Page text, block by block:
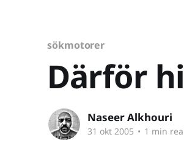
sökmotorer
Därför
Naseer Alkhouri
31 okt 2005 • 1 min